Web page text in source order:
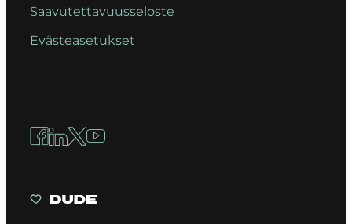
Saavutettavuusseloste
Evästeasetukset
Facebook
LinkedIn
X YouTube